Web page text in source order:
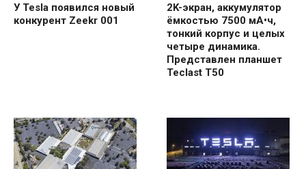
У Tesla появился новый
конкурент Zeekr 001
2K-экран, аккумулятор
ёмкостью 7500 мА•ч,
тонкий корпус и целых
четыре динамика.
Представлен планшет
Teclast T50